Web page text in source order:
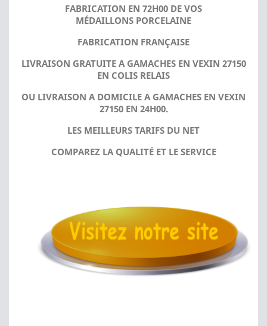
FABRICATION EN 72H00 DE VOS
MÉDAILLONS PORCELAINE
FABRICATION FRANÇAISE
LIVRAISON GRATUITE A GAMACHES EN VEXIN 27150
EN COLIS RELAIS
OU LIVRAISON A DOMICILE A GAMACHES EN VEXIN
27150 EN 24H00.
LES MEILLEURS TARIFS DU NET
COMPAREZ LA QUALITÉ ET LE SERVICE